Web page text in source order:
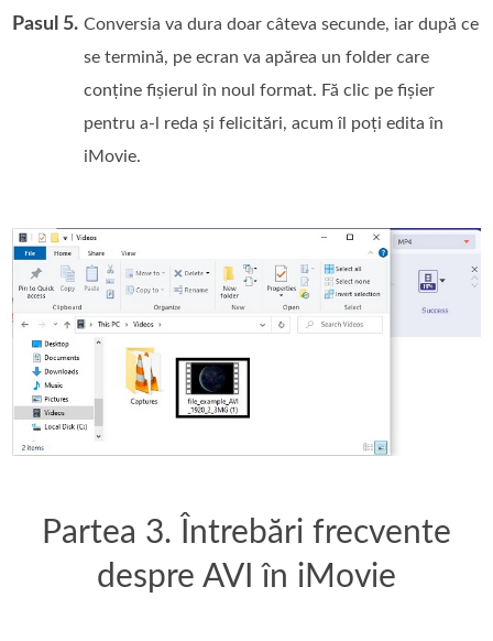
Pasul 5. Conversia va dura doar câteva secunde, iar după ce
se termină, pe ecran va apărea un folder care
conține fișierul în noul format. Fă clic pe fișier
pentru a‑l reda și felicitări, acum îl poți edita în
iMovie.
Partea 3. Întrebări frecvente
despre AVI în iMovie